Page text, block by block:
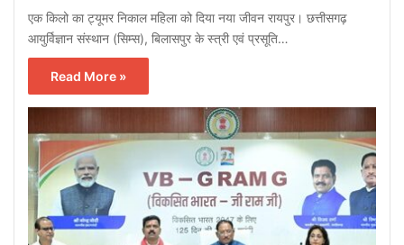
एक किलो का ट्यूमर निकाल महिला को दिया नया जीवन रायपुर। छत्तीसगढ़
आयुर्विज्ञान संस्थान (सिम्स), बिलासपुर के स्त्री एवं प्रसूति…
Read More »